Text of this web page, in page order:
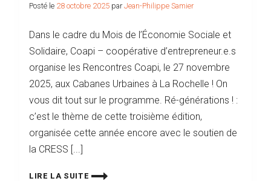
Posté le 28 octobre 2025 parJean-Philippe Samier
Dans le cadre du Mois de l’Économie Sociale et
Solidaire, Coapi – coopérative d’entrepreneur.e.s
organise les Rencontres Coapi, le 27 novembre
2025, aux Cabanes Urbaines à La Rochelle ! On
vous dit tout sur le programme. Ré-générations ! :
c’est le thème de cette troisième édition,
organisée cette année encore avec le soutien de
la CRESS [...]
LIRE LA SUITE